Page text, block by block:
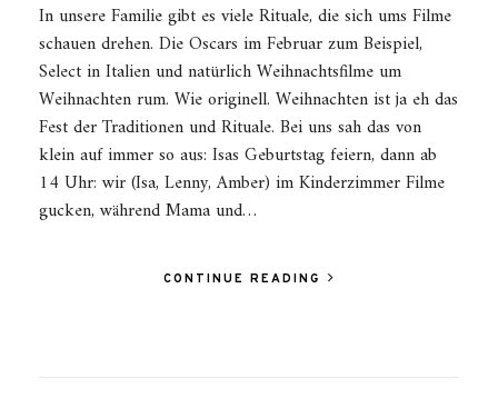
In unsere Familie gibt es viele Rituale, die sich ums Filme
schauen drehen. Die Oscars im Februar zum Beispiel,
Select in Italien und natürlich Weihnachtsfilme um
Weihnachten rum. Wie originell. Weihnachten ist ja eh das
Fest der Traditionen und Rituale. Bei uns sah das von
klein auf immer so aus: Isas Geburtstag feiern, dann ab
14 Uhr: wir (Isa, Lenny, Amber) im Kinderzimmer Filme
gucken, während Mama und…
CONTINUE READING